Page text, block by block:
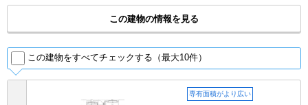
この建物の情報を見る
この建物をすべてチェックする（最大10件）
専有面積がより広い